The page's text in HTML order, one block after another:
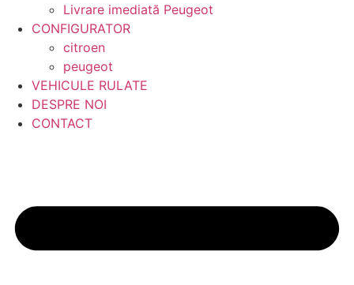
Livrare imediată Peugeot
CONFIGURATOR
citroen
peugeot
VEHICULE RULATE
DESPRE NOI
CONTACT